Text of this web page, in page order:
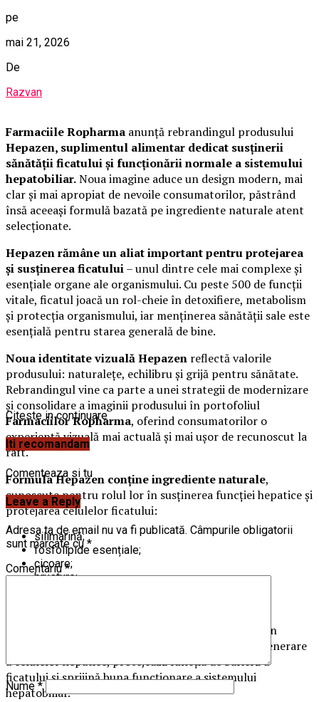
pe
mai 21, 2026
De
Razvan
Farmaciile Ropharma anunță rebrandingul produsului
Hepazen, suplimentul alimentar dedicat susținerii
sănătății ficatului și funcționării normale a sistemului
hepatobiliar.Noua imagine aduce un design modern, mai
clar și mai apropiat de nevoile consumatorilor, păstrând
însă aceeași formulă bazată pe ingrediente naturale atent
selecționate.
Hepazen rămâne un aliat important pentru protejarea
și susținerea ficatului– unul dintre cele mai complexe și
esențiale organe ale organismului. Cu peste 500 de funcții
vitale, ficatul joacă un rol-cheie în detoxifiere, metabolism
și protecția organismului, iar menținerea sănătății sale este
esențială pentru starea generală de bine.
Noua identitate vizuală Hepazen reflectă valorile
produsului: naturalețe, echilibru și grijă pentru sănătate.
Rebrandingul vine ca parte a unei strategii de modernizare
și consolidare a imaginii produsului în portofoliul
Farmaciilor Ropharma, oferind consumatorilor o
experiență vizuală mai actuală și mai ușor de recunoscut la
raft.
Formula Hepazen conține ingrediente naturale,
cunoscute pentru rolul lor în susținerea funcției hepatice și
protejarea celulelor ficatului:
silimarină;
fosfolipide esențiale;
cicoare;
brusture;
Prin combinația sa de ingrediente naturale, Hepazen
contribuie la susținerea proceselor naturale de regenerare
a celulelor hepatice, protejează funcția de barieră a
ficatului și sprijină buna funcționare a sistemului
hepatobiliar.
Citeste in continuare
Iti recomandam
Comenteaza si tu
Leave a Reply
Adresa ta de email nu va fi publicată. Câmpurile obligatorii
sunt marcate cu*
Comentariu*
Nume*